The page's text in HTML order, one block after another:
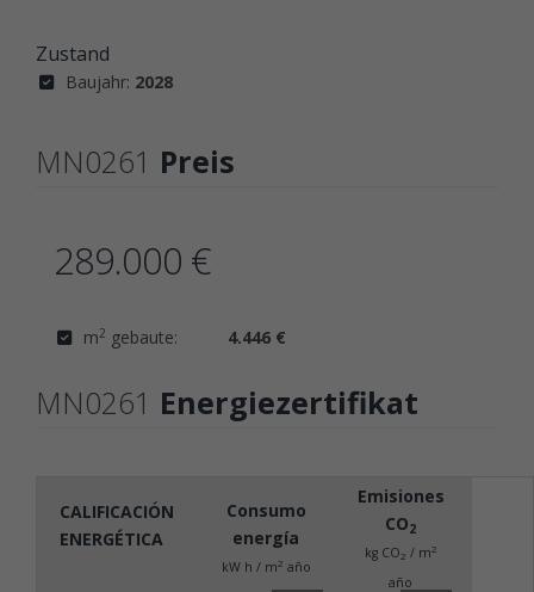
Zustand
Baujahr: 2028
MN0261 Preis
289.000 €
m2 gebaute: 4.446 €
MN0261 Energiezertifikat
CALIFICACIÓN
ENERGÉTICA
Consumo
energía
kW h / m2 año
Emisiones
CO2
kg CO2 / m2
año